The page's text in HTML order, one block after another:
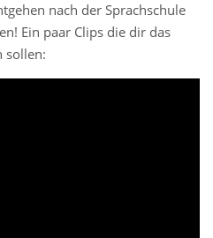
nach der Sprachschule
Ein paar Clips die dir das
sollen: